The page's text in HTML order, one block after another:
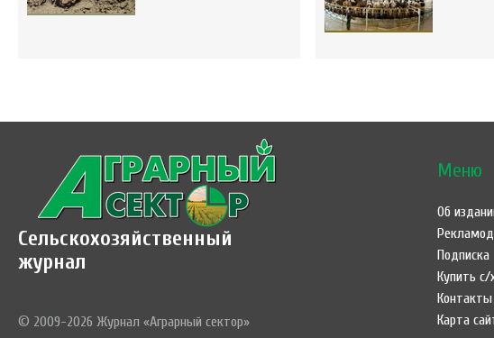
Сельскохозяйственный
журнал
© 2009-2026 Журнал «Аграрный сектор»
Меню
Об
Подписка
Купить с/
Контакты
Карта